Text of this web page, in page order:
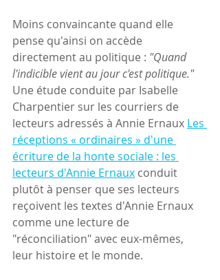
Moins convaincante quand elle
pense qu'ainsi on accède
directement au politique : "Quand
l'indicible vient au jour c'est politique."
Une étude conduite par Isabelle
Charpentier sur les courriers de
lecteurs adressés à Annie Ernaux Les
réceptions « ordinaires » d'une
écriture de la honte sociale : les
lecteurs d'Annie Ernaux conduit
plutôt à penser que ses lecteurs
reçoivent les textes d'Annie Ernaux
comme une lecture de
"réconciliation" avec eux-mêmes,
leur histoire et le monde.